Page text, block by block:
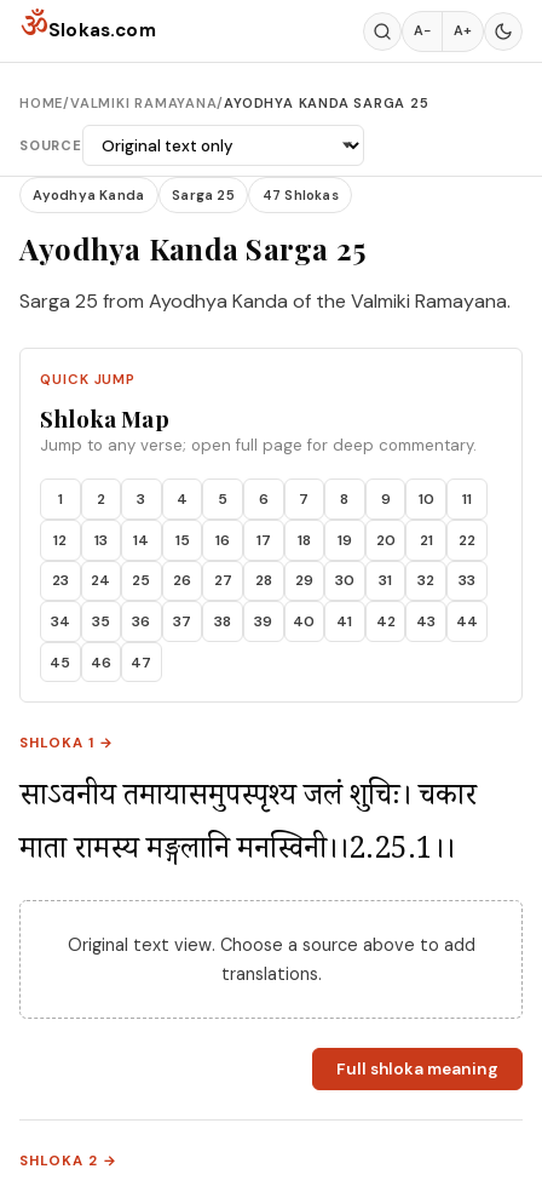
Skip to content
ॐSlokas.com A− A+
HOME/VALMIKI RAMAYANA/AYODHYA KANDA SARGA 25
SOURCE
Ayodhya Kanda Sarga 25 47 Shlokas
Ayodhya Kanda Sarga 25
Sarga 25 from Ayodhya Kanda of the Valmiki Ramayana.
QUICK JUMP
Shloka Map
Jump to any verse; open full page for deep commentary.
1 2 3 4 5 6 7 8 9 10 11
12 13 14 15 16 17 18 19 20 21 22
23 24 25 26 27 28 29 30 31 32 33
34 35 36 37 38 39 40 41 42 43 44
45 46 47
SHLOKA 1 →
साऽवनीय तमायासमुपस्पृश्य जलं शुचिः। चकार
माता रामस्य मङ्गलानि मनस्विनी।।2.25.1।।
Original text view. Choose a source above to add
translations.
Full shloka meaning
SHLOKA 2 →